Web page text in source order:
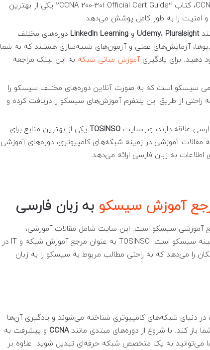
مربوط به دوره را توضیح می‌دهند. برای دوره CCNA، کتاب “CCNA 200-301 Official Cert Guide” یکی از بهترین
امنیت را به طور کامل پوشش می‌دهد.
Udemy، Pluralsight و LinkedIn Learning دوره‌های مختلف
آزمایش‌های عملی و آزمون‌های شبیه‌سازی هستند که به شما
دهید. برای یادگیریآموزش مبانی شبکه به این لینک مراجعه
سیسکو است که به صورت آنلاین دوره‌های مختلف سیسکو را
راحتی از طریق این پلتفرم آموزش‌های سیسکو را دریافت کرده و
علاقه دارند، وب‌سایت TOSINSO یکی از بهترین منابع برای
مقالات آموزشی در زمینه شبکه‌های کامپیوتری، دوره‌های آموزشی
به زبان فارسی ارائه می‌دهد.
آموزش سیسکو به زبان فارسی
آموزشی سیسکو است. این سایت شامل مقالات آموزشی،
ویدیوهای آموزشی و فروم‌های پرسش و پاسخ در زمینه سیسکو است. TOSINSO به عنوان مرجع آموزش شبکه و IT در
را می‌دهد که به راحتی مطالب مربوط به سیسکو را به زبان
دنیای شبکه‌های کامپیوتری شناخته می‌شوند و یادگیری آن‌ها
باز کند. با شروع از دوره‌های مبتدی مانندCCNA و پیشرفت به
می‌توانید به یک متخصص شبکه حرفه‌ای تبدیل شوید. علاوه بر